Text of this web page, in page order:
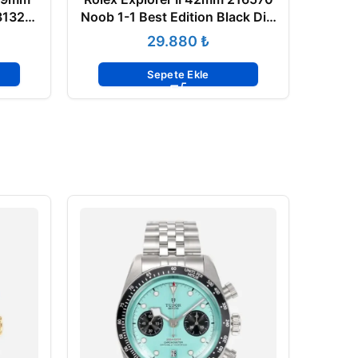
Noob 1-1 Best Edition Black Dial
Super clon 3187
₺
Sepete Ekle